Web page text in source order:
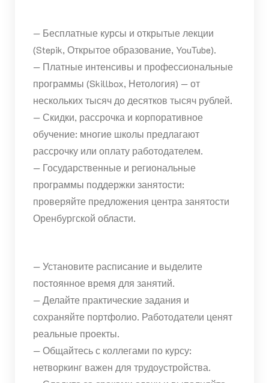
— Бесплатные курсы и открытые лекции
(Stepik, Открытое образование, YouTube).
— Платные интенсивы и профессиональные
программы (Skillbox, Нетология) — от
нескольких тысяч до десятков тысяч рублей.
— Скидки, рассрочка и корпоративное
обучение: многие школы предлагают
рассрочку или оплату работодателем.
— Государственные и региональные
программы поддержки занятости:
проверяйте предложения центра занятости
Оренбургской области.
— Установите расписание и выделите
постоянное время для занятий.
— Делайте практические задания и
сохраняйте портфолио. Работодатели ценят
реальные проекты.
— Общайтесь с коллегами по курсу:
нетворкинг важен для трудоустройства.